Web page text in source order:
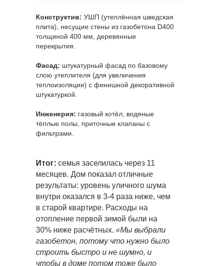
Конструктив: УШП (утеплённая шведская
плита), несущие стены из газобетона D400
толщиной 400 мм, деревянные
перекрытия.
Фасад: штукатурный фасад по базовому
слою утеплителя (для увеличения
теплоизоляции) с финишной декоративной
штукатуркой.
Инженерия: газовый котёл, водяные
тёплые полы, приточные клапаны с
фильтрами.
Итог: семья заселилась через 11
месяцев. Дом показал отличные
результаты: уровень уличного шума
внутри оказался в 3-4 раза ниже, чем
в старой квартире. Расходы на
отопление первой зимой были на
30% ниже расчётных. «Мы выбрали
газобетон, потому что нужно было
строить быстро и не шумно, и
чтобы в доме потом тоже было